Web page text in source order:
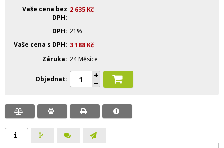
Vaše cena bez
DPH
2 635 Kč
DPH 21%
Vaše cena s DPH
3 188 Kč
Záruka 24 Měsíce
Objednat